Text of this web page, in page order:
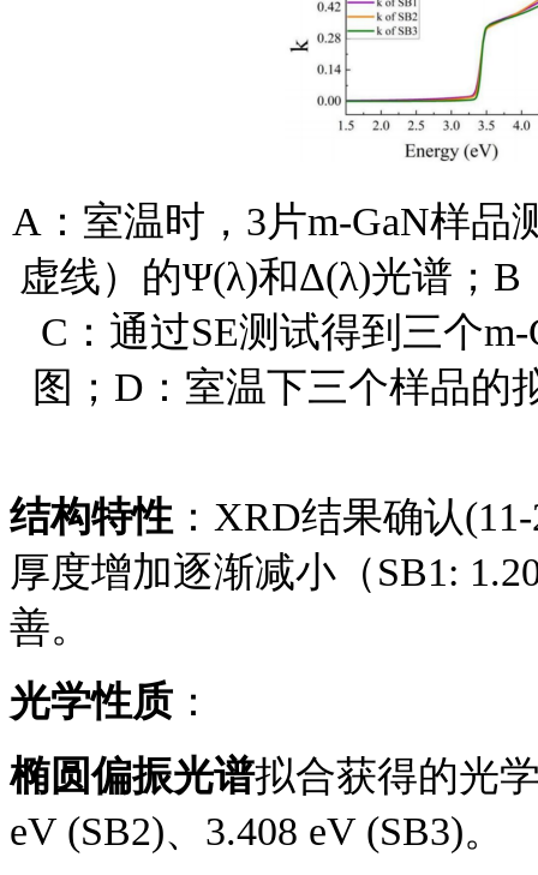
A：室温时，3片m-GaN样
虚线）的Ψ(λ)和Δ(λ)光谱；B
C：通过SE测试得到三个
图；D：室温下三个样品的
结构特性 ： XRD结果确认
厚度增加逐渐减小（SB1:
善。
光学性质 ：
椭圆偏振光谱拟合获得的光
eV (SB2)、3.408 eV (SB3)。